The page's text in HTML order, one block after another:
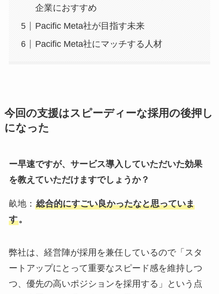
企業におすすめ
Pacific Meta社が目指す未来
Pacific Meta社にマッチする人材
今回の支援はスピーディーな採用の後押し
になった
ー早速ですが、サービス導入していただいた効果
を教えていただけますでしょうか？
畝地： 総合的にすごい良かったなと思っていま
す。
弊社は、経営陣が採用を兼任しているので「スタ
ートアップにとって重要なスピード感を維持しつ
つ、優先の高いポジションを採用する」という点